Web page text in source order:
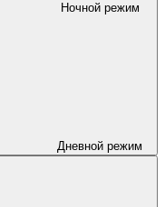
Ночной режим
Дневной режим